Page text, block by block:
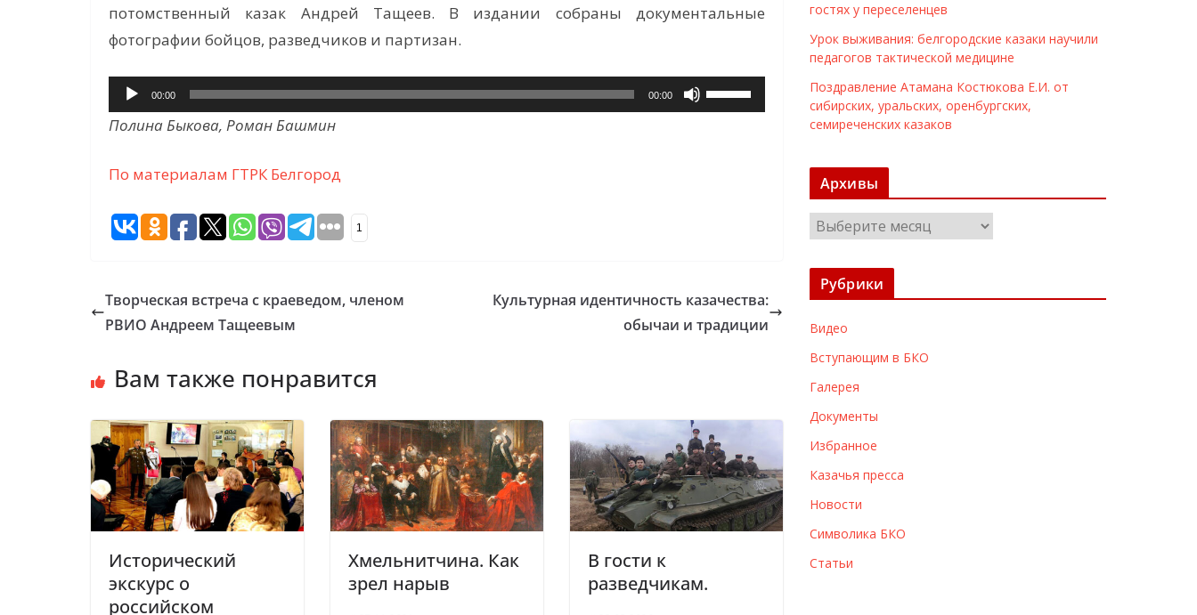
потомственный казак Андрей Тащеев. В издании собраны документальные
фотографии бойцов, разведчиков и партизан.
Аудиоплеер
00:00 00:00
Используйте
клавиши
Полина Быкова, Роман Башмин
По материалам ГТРК Белгород
1
Творческая встреча с краеведом, членом
РВИО Андреем Тащеевым
Культурная идентичность казачества:
обычаи и традиции
Вам также понравится
Исторический
экскурс о
российском
Хмельнитчина. Как
зрел нарыв
В гости к
разведчикам.
гостях у переселенцев
Урок выживания: белгородские казаки научили
педагогов тактической медицине
Поздравление Атамана Костюкова Е.И. от
сибирских, уральских, оренбургских,
семиреченских казаков
Архивы
р
х
ы
Рубрики
Видео
Вступающим в БКО
Галерея
Документы
Избранное
Казачья пресса
Новости
Символика БКО
Статьи